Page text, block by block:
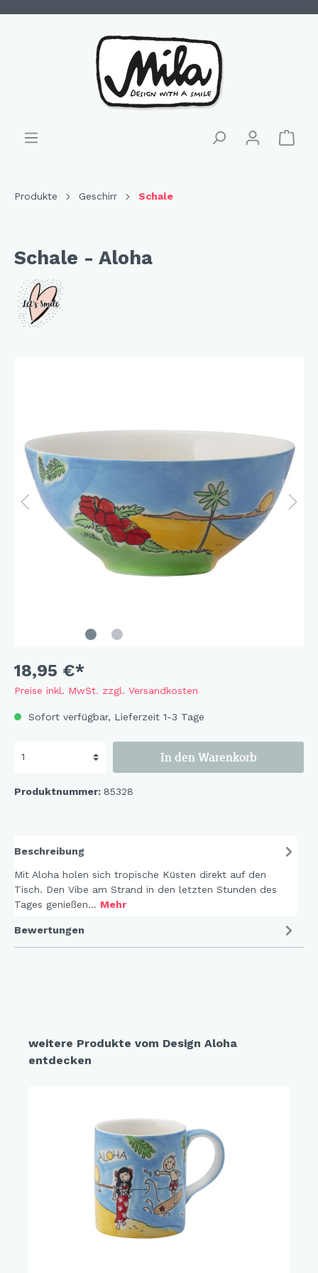
Produkte Geschirr Schale
Schale - Aloha
18,95 €*
Preise inkl. MwSt. zzgl. Versandkosten
Sofort verfügbar, Lieferzeit 1-3 Tage
In den Warenkorb
Produktnummer: 85328
Beschreibung
Mit Aloha holen sich tropische Küsten direkt auf den
Tisch. Den Vibe am Strand in den letzten Stunden des
Tages genießen… Mehr
Bewertungen
weitere Produkte vom Design Aloha
entdecken